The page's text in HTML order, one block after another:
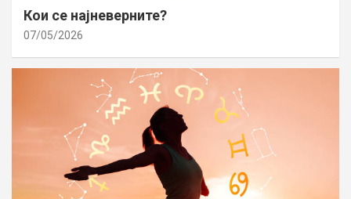
Кои се најневерните?
07/05/2026